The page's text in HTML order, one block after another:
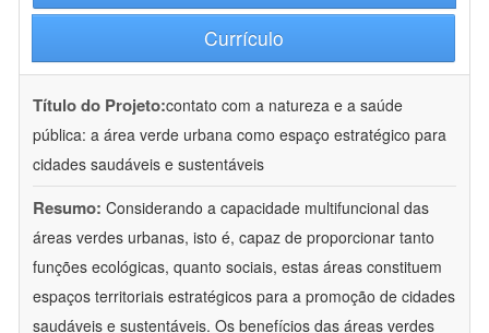
Currículo
Título do Projeto:contato com a natureza e a saúde
pública: a área verde urbana como espaço estratégico para
cidades saudáveis e sustentáveis
Resumo: Considerando a capacidade multifuncional das
áreas verdes urbanas, isto é, capaz de proporcionar tanto
funções ecológicas, quanto sociais, estas áreas constituem
espaços territoriais estratégicos para a promoção de cidades
saudáveis e sustentáveis. Os benefícios das áreas verdes